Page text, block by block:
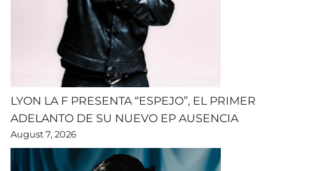
LYON LA F PRESENTA “ESPEJO”, EL PRIMER
ADELANTO DE SU NUEVO EP AUSENCIA
August 7, 2026